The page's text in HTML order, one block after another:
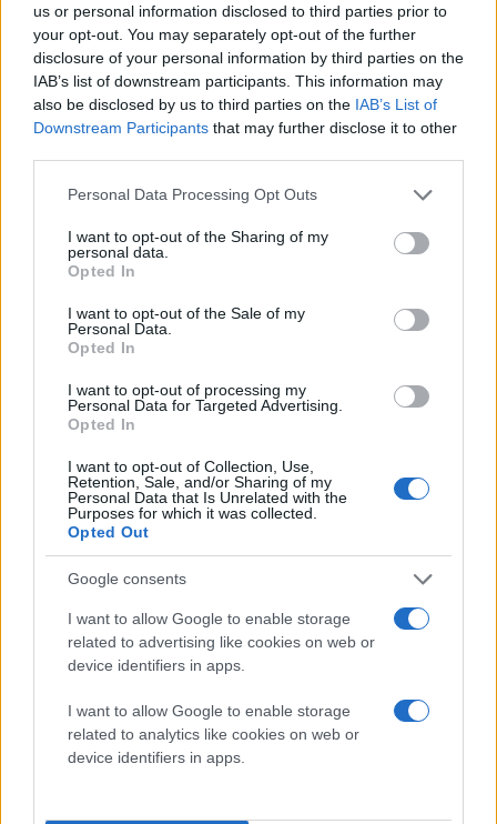
us or personal information disclosed to third parties prior to
your opt-out. You may separately opt-out of the further
disclosure of your personal information by third parties on the
IAB’s list of downstream participants. This information may
also be disclosed by us to third parties on the IAB’s List of
Downstream Participants that may further disclose it to other
Please note that this website/app uses one or more Google
not limited to your visit or usage behaviour. You may click to
grant or deny consent to Google and its third-party tags to
use your data for below specified purposes in below Google
consent section.
Personal Data Processing Opt Outs
I want to opt-out of the Sharing of my
personal data.
Opted In
I want to opt-out of the Sale of my
Personal Data.
Opted In
I want to opt-out of processing my
Personal Data for Targeted Advertising.
Opted In
I want to opt-out of Collection, Use,
Retention, Sale, and/or Sharing of my
Personal Data that Is Unrelated with the
Purposes for which it was collected.
Opted Out
Google consents
I want to allow Google to enable storage
related to advertising like cookies on web or
device identifiers in apps.
I want to allow Google to enable storage
related to analytics like cookies on web or
device identifiers in apps.
Διαβάστε περισσότερα
Ρωσία και Συρία -
μεταμορφώνονται σε
Η Ρωσία συγκαταλεγόταν
στους βασικούς
προέδρου Άσαντ τα 13
χρόνια που κράτησε ο
εμφύλιος πόλεμος στη
πριν 1 ώρα
Η Ρωσία κατέρριψε